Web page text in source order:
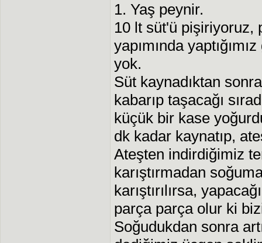
1. Yaş peynir.
10 lt süt'ü pişiriyoruz,
yapımında
yok.
Süt kaynadıktan
kabarıp taşacağı
küçük bir kase
dk kadar kaynatıp,
Ateşten indirdiğimiz
karıştırmadan
karıştırılırsa,
parça parça olur ki
Soğudukdan sonra